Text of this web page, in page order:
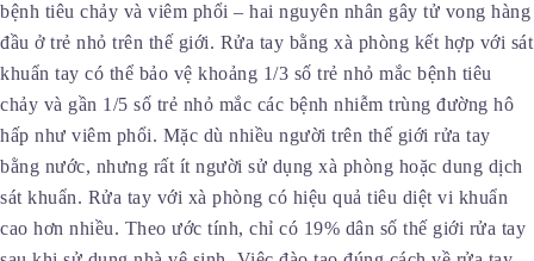
bệnh tiêu chảy và viêm phổi – hai nguyên nhân gây tử vong hàng
đầu ở trẻ nhỏ trên thế giới. Rửa tay bằng xà phòng kết hợp với sát
khuẩn tay có thể bảo vệ khoảng 1/3 số trẻ nhỏ mắc bệnh tiêu
chảy và gần 1/5 số trẻ nhỏ mắc các bệnh nhiễm trùng đường hô
hấp như viêm phổi. Mặc dù nhiều người trên thế giới rửa tay
bằng nước, nhưng rất ít người sử dụng xà phòng hoặc dung dịch
sát khuẩn. Rửa tay với xà phòng có hiệu quả tiêu diệt vi khuẩn
cao hơn nhiều. Theo ước tính, chỉ có 19% dân số thế giới rửa tay